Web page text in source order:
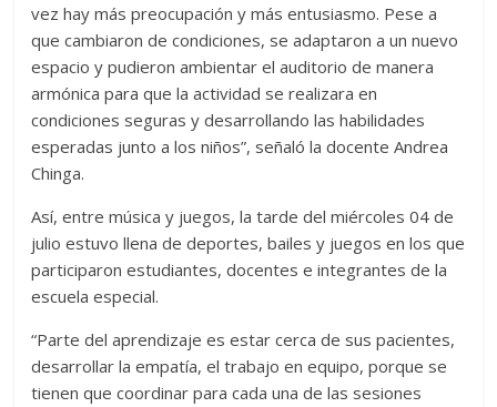
vez hay más preocupación y más entusiasmo. Pese a
que cambiaron de condiciones, se adaptaron a un nuevo
espacio y pudieron ambientar el auditorio de manera
armónica para que la actividad se realizara en
condiciones seguras y desarrollando las habilidades
esperadas junto a los niños”, señaló la docente Andrea
Chinga.
Así, entre música y juegos, la tarde del miércoles 04 de
julio estuvo llena de deportes, bailes y juegos en los que
participaron estudiantes, docentes e integrantes de la
escuela especial.
“Parte del aprendizaje es estar cerca de sus pacientes,
desarrollar la empatía, el trabajo en equipo, porque se
tienen que coordinar para cada una de las sesiones